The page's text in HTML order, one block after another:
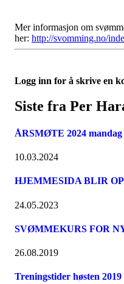
Mer informasjon om
her: http://svomming.no/
Logg inn for å skrive en
Siste fra Per
ÅRSMØTE 2024 mandag
10.03.2024
HJEMMESIDA BLIR
24.05.2023
SVØMMEKURS FOR
26.08.2019
Treningstider høsten 2019